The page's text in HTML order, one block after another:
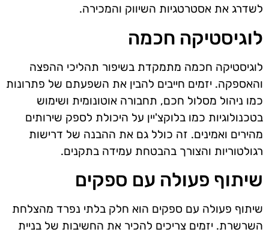
לשדרג את אסטרטגיות השיווק והמכירה.
לוגיסטיקה חכמה
לוגיסטיקה חכמה מתמקדת בשיפור תהליכי ההפצה
והאספקה. יזמים חייבים להבין את השפעתם של פתרונות
כמו ניהול מסלול חכם, תחבורה אוטונומית ושימוש
בטכנולוגיות כמו בלוקצ'יין על היכולת לספק שירותים
מהירים ואמינים. זה כולל גם את ההבנה של דרישות
רגולטוריות והצורך בהבטחת עמידה בתקנים.
שיתוף פעולה עם ספקים
שיתוף פעולה עם ספקים הוא חלק בלתי נפרד מהצלחת
השרשרת. יזמים צריכים להכיר את החשיבות של בניית